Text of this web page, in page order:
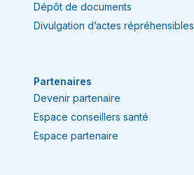
Dépôt de documents
Divulgation d’actes répréhensibles
Partenaires
Devenir partenaire
Espace conseillers santé
Espace partenaire